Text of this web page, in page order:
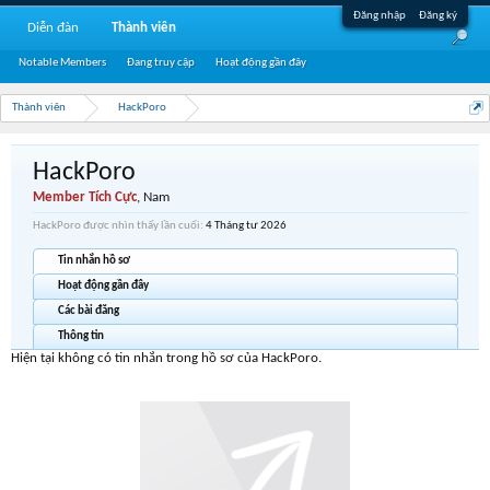
Đăng nhập Đăng ký
Thành viên HackPoro
HackPoro
Member Tích Cực, Nam
HackPoro được nhìn thấy lần cuối: 4 Tháng tư 2026
Tin nhắn hồ sơ
Hoạt động gần đây
Các bài đăng
Thông tin
Hiện tại không có tin nhắn trong hồ sơ của HackPoro.
Diễn đàn Thành viên
Notable Members Đang truy cập Hoạt động gần đây